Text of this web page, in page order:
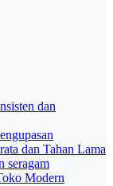
dan
dan Tahan Lama
seragam
Modern